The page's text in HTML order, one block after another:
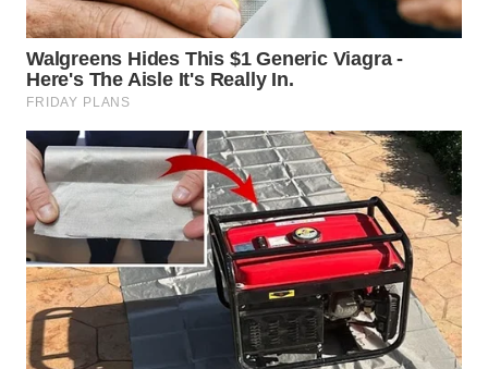
BOGOR
WN
DEPOK
WN
TAPANULI
UTARA
SAMOSIR
WN
PADANG